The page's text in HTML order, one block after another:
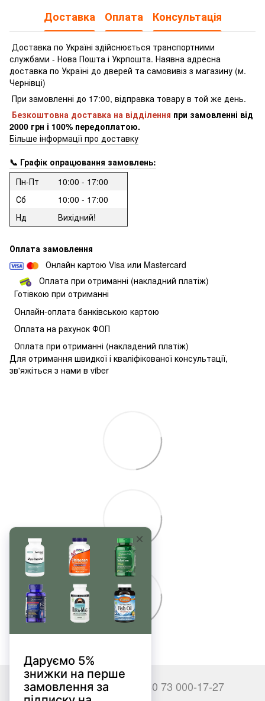
Доставка Оплата Консультація
Доставка по Україні здійснюється транспортними
службами - Нова Пошта і Укрпошта. Наявна адресна
доставка по Україні до дверей та самовивіз з магазину (м.
Чернівці)
При замовленні до 17:00, відправка товару в той же день.
Безкоштовна доставка на відділення при замовленні від
2000 грн і 100% передоплатою.
Більше інформації про доставку
📞 Графік опрацювання замовлень:
Пн-Пт
10:00 - 17:00
Сб
10:00 - 17:00
Нд
Вихідний!
Оплата замовлення
Онлайн картою Visa или Mastercard
Оплата при отриманні (накладний платіж)
Готівкою при отриманні
Онлайн-оплата банківською картою
Оплата на рахунок ФОП
Оплата при отриманні (накладений платіж)
Для отримання швидкої і кваліфікованої консультації,
зв'яжіться з нами в viber
+380 66 000-17-27 +380 73 000-17-27